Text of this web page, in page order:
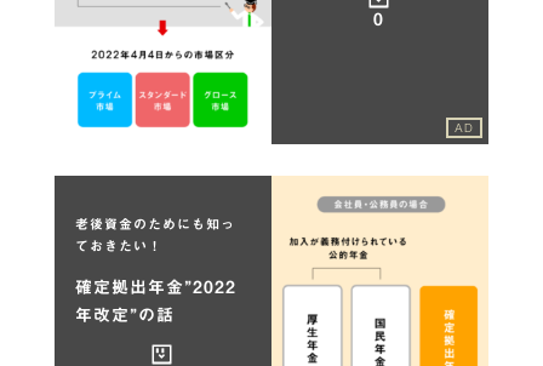
0
AD
老後資金のためにも知っ
ておきたい！
確定拠出年金”2022
年改定”の話